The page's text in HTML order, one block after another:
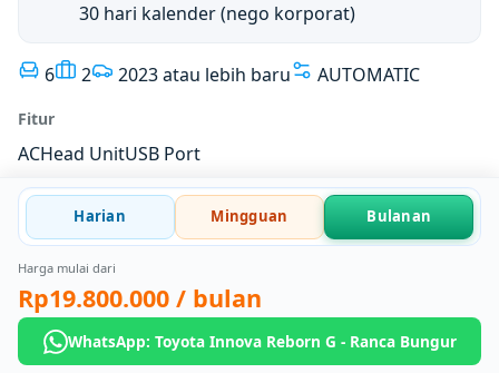
30 hari kalender (nego korporat)
6 2 2023 atau lebih baru AUTOMATIC
Fitur
ACHead UnitUSB Port
Harian Mingguan Bulanan
Harga mulai dari
Rp19.800.000 / bulan
WhatsApp: Toyota Innova Reborn G - Ranca Bungur